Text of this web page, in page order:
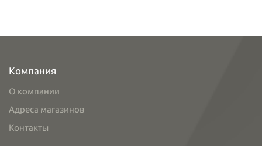
Компания
О компании
Адреса магазинов
Контакты